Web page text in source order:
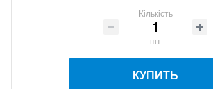
Кількість
шт
КУПИТЬ